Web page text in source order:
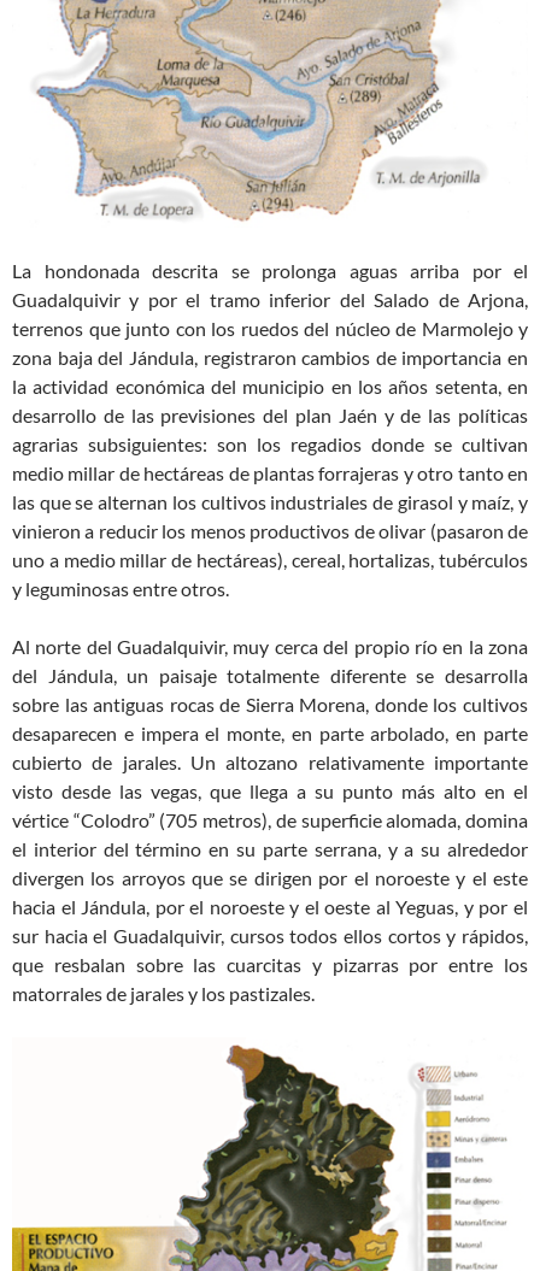
La hondonada descrita se prolonga aguas arriba por el
Guadalquivir y por el tramo inferior del Salado de Arjona,
terrenos que junto con los ruedos del núcleo de Marmolejo y
zona baja del Jándula, registraron cambios de importancia en
la actividad económica del municipio en los años setenta, en
desarrollo de las previsiones del plan Jaén y de las políticas
agrarias subsiguientes: son los regadios donde se cultivan
medio millar de hectáreas de plantas forrajeras y otro tanto en
las que se alternan los cultivos industriales de girasol y maíz, y
vinieron a reducir los menos productivos de olivar (pasaron de
uno a medio millar de hectáreas), cereal, hortalizas, tubérculos
y leguminosas entre otros.
Al norte del Guadalquivir, muy cerca del propio río en la zona
del Jándula, un paisaje totalmente diferente se desarrolla
sobre las antiguas rocas de Sierra Morena, donde los cultivos
desaparecen e impera el monte, en parte arbolado, en parte
cubierto de jarales. Un altozano relativamente importante
visto desde las vegas, que llega a su punto más alto en el
vértice “Colodro” (705 metros), de superficie alomada, domina
el interior del término en su parte serrana, y a su alrededor
divergen los arroyos que se dirigen por el noroeste y el este
hacia el Jándula, por el noroeste y el oeste al Yeguas, y por el
sur hacia el Guadalquivir, cursos todos ellos cortos y rápidos,
que resbalan sobre las cuarcitas y pizarras por entre los
matorrales de jarales y los pastizales.